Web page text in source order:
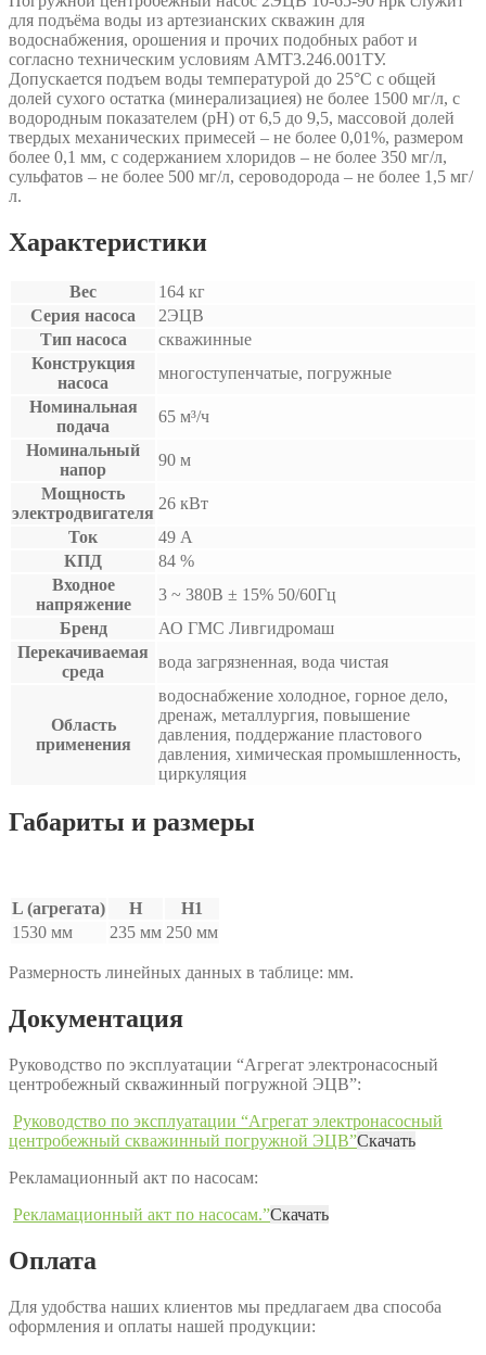
для подъёма воды из артезианских скважин для
водоснабжения, орошения и прочих подобных работ и
согласно техническим условиям АМТ3.246.001ТУ.
Допускается подъем воды температурой до 25°С с общей
долей сухого остатка (минерализациея) не более 1500 мг/л, с
водородным показателем (рН) от 6,5 до 9,5, массовой долей
твердых механических примесей – не более 0,01%, размером
более 0,1 мм, с содержанием хлоридов – не более 350 мг/л,
сульфатов – не более 500 мг/л, сероводорода – не более 1,5 мг/
л.
Характеристики
Вес
164 кг
Серия насоса
2ЭЦВ
Тип насоса
скважинные
Конструкция
насоса
многоступенчатые, погружные
Номинальная
подача
65 м³/ч
Номинальный
напор
90 м
Мощность
электродвигателя
26 кВт
Ток
49 А
КПД
84 %
Входное
напряжение
3 ~ 380B ± 15% 50/60Гц
Бренд
АО ГМС Ливгидромаш
Перекачиваемая
среда
вода загрязненная, вода чистая
Область
применения
водоснабжение холодное, горное дело,
дренаж, металлургия, повышение
давления, поддержание пластового
давления, химическая промышленность,
циркуляция
Габариты и размеры
L (агрегата) H
H1
1530 мм
235 мм 250 мм
Размерность линейных данных в таблице: мм.
Документация
Руководство по эксплуатации “Агрегат электронасосный
центробежный скважинный погружной ЭЦВ”:
Руководство по эксплуатации “Агрегат электронасосный
центробежный скважинный погружной ЭЦВ”Скачать
Рекламационный акт по насосам:
Рекламационный акт по насосам.”Скачать
Оплата
Для удобства наших клиентов мы предлагаем два способа
оформления и оплаты нашей продукции: